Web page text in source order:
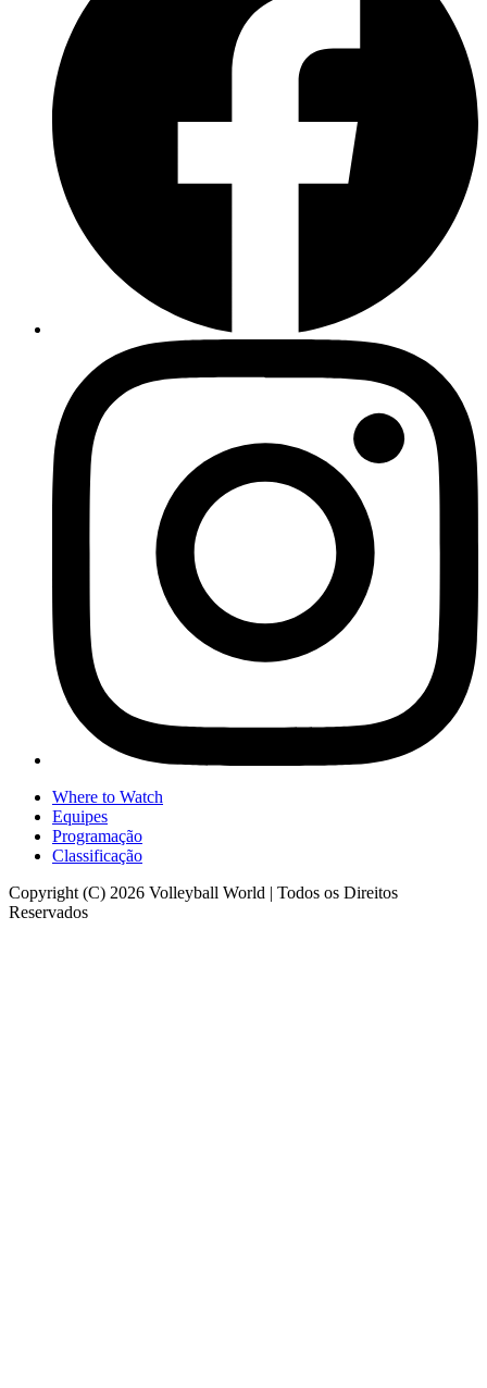
Where to Watch
Equipes
Programação
Classificação
Copyright (C) 2026 Volleyball World | Todos os Direitos
Reservados